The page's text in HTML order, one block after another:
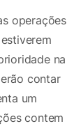
operações
na
contar
um
contem